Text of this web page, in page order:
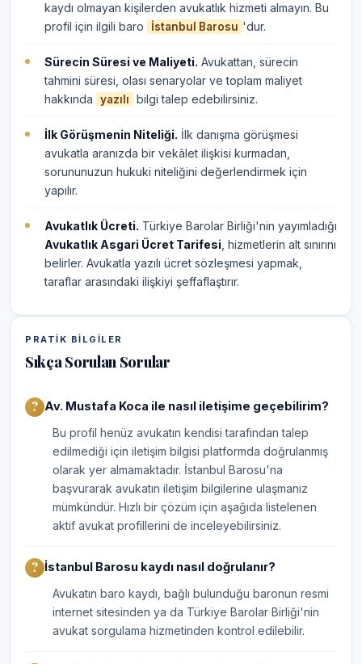
kaydı olmayan kişilerden avukatlık hizmeti almayın. Bu
profil için ilgili baro
İstanbul Barosu 'dur.
Sürecin Süresi ve Maliyeti. Avukattan, sürecin
tahmini süresi, olası senaryolar ve toplam maliyet
hakkında
yazılı bilgi talep edebilirsiniz.
İlk Görüşmenin Niteliği. İlk danışma görüşmesi
avukatla aranızda bir vekâlet ilişkisi kurmadan,
sorununuzun hukuki niteliğini değerlendirmek için
yapılır.
Avukatlık Ücreti. Türkiye Barolar Birliği'nin yayımladığı
Avukatlık Asgari Ücret Tarifesi , hizmetlerin alt sınırını
belirler. Avukatla yazılı ücret sözleşmesi yapmak,
taraflar arasındaki ilişkiyi şeffaflaştırır.
PRATIK BILGILER
Sıkça Sorulan Sorular
Av. Mustafa Koca ile nasıl iletişime geçebilirim?
Bu profil henüz avukatın kendisi tarafından talep
edilmediği için iletişim bilgisi platformda doğrulanmış
olarak yer almamaktadır. İstanbul Barosu'na
başvurarak avukatın iletişim bilgilerine ulaşmanız
mümkündür. Hızlı bir çözüm için aşağıda listelenen
aktif avukat profillerini de inceleyebilirsiniz.
İstanbul Barosu kaydı nasıl doğrulanır?
Avukatın baro kaydı, bağlı bulunduğu baronun resmi
internet sitesinden ya da Türkiye Barolar Birliği'nin
avukat sorgulama hizmetinden kontrol edilebilir.